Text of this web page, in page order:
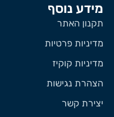
מידע נוסף
תקנון האתר
מדיניות פרטיות
מדיניות קוקיז
הצהרת נגישות
יצירת קשר